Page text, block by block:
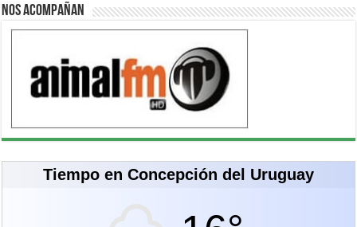
Nos acompañan
Tiempo en Concepción del Uruguay